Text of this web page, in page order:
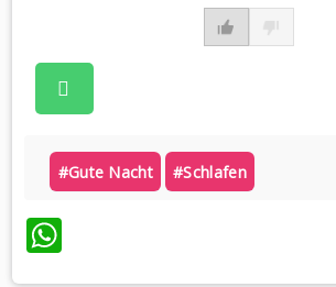
#gute Nacht #schlafen
WhatsApp